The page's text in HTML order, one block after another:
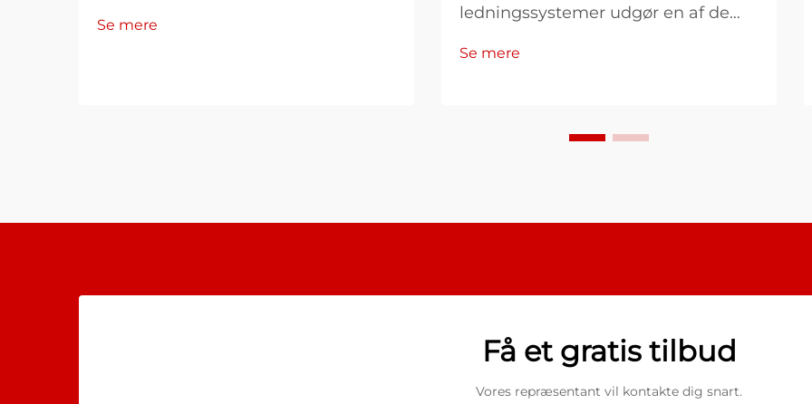
pålidelighed under ekstreme
Se mere
ledningssystemer udgør en af de
udfordringer, som industrielle
står over for. Når vand trænger ind i
Se mere
Få et gratis tilbud
Vores repræsentant vil kontakte dig snart.